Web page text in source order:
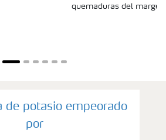
quemaduras del
de potasio empeorado
por